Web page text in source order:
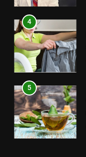
5
6
5